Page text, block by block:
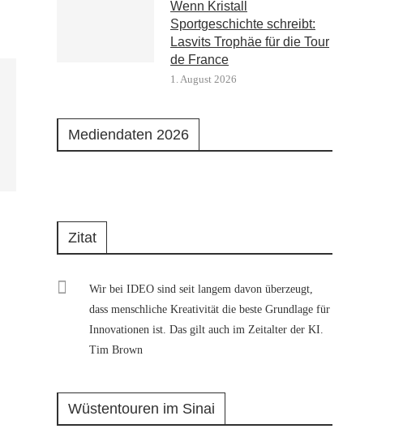
Wenn Kristall
Sportgeschichte schreibt:
Lasvits Trophäe für die Tour
de France
1. August 2026
Mediendaten 2026
Zitat
Wir bei IDEO sind seit langem davon überzeugt,
dass menschliche Kreativität die beste Grundlage für
Innovationen ist. Das gilt auch im Zeitalter der KI.
Tim Brown
Wüstentouren im Sinai